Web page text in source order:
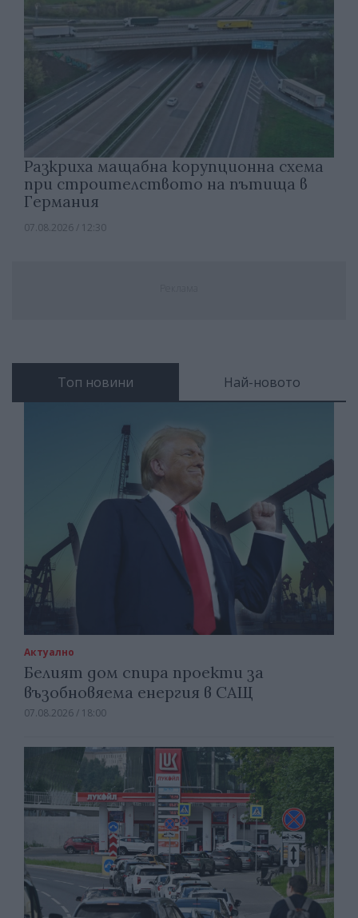
Разкриха мащабна корупционна схема
при строителството на пътища в
Германия
07.08.2026 / 12:30
Топ новини Най-новото
Актуално
Белият дом спира проекти за
възобновяема енергия в САЩ
07.08.2026 / 18:00